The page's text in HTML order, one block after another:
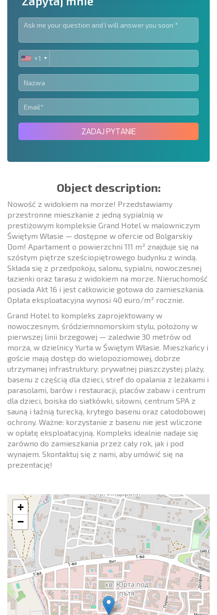
UNITED
STATES
+1
+1
ZADAJ PYTANIE
Object description:
Nowość z widokiem na morze! Przedstawiamy
przestronne mieszkanie z jedną sypialnią w
prestiżowym kompleksie Grand Hotel w malowniczym
Świętym Własie — dostępne w ofercie od Bolgarskiy
Dom! Apartament o powierzchni 111 m² znajduje się na
szóstym piętrze sześciopiętrowego budynku z windą.
Składa się z przedpokoju, salonu, sypialni, nowoczesnej
łazienki oraz tarasu z widokiem na morze. Nieruchomość
posiada Akt 16 i jest całkowicie gotowa do zamieszkania.
Opłata eksploatacyjna wynosi 40 euro/m² rocznie.
Grand Hotel to kompleks zaprojektowany w
nowoczesnym, śródziemnomorskim stylu, położony w
pierwszej linii brzegowej — zaledwie 30 metrów od
morza, w dzielnicy Yurta w Świętym Własie. Mieszkańcy i
goście mają dostęp do wielopoziomowej, dobrze
utrzymanej infrastruktury: prywatnej piaszczystej plaży,
basenu z częścią dla dzieci, stref do opalania z leżakami i
parasolami, barów i restauracji, placów zabaw i centrum
dla dzieci, boiska do siatkówki, siłowni, centrum SPA z
sauną i łaźnią turecką, krytego basenu oraz całodobowej
ochrony. Ważne: korzystanie z basenu nie jest wliczone
w opłatę eksploatacyjną. Kompleks idealnie nadaje się
zarówno do zamieszkania przez cały rok, jak i pod
wynajem. Skontaktuj się z nami, aby umówić się na
prezentację!
+
−